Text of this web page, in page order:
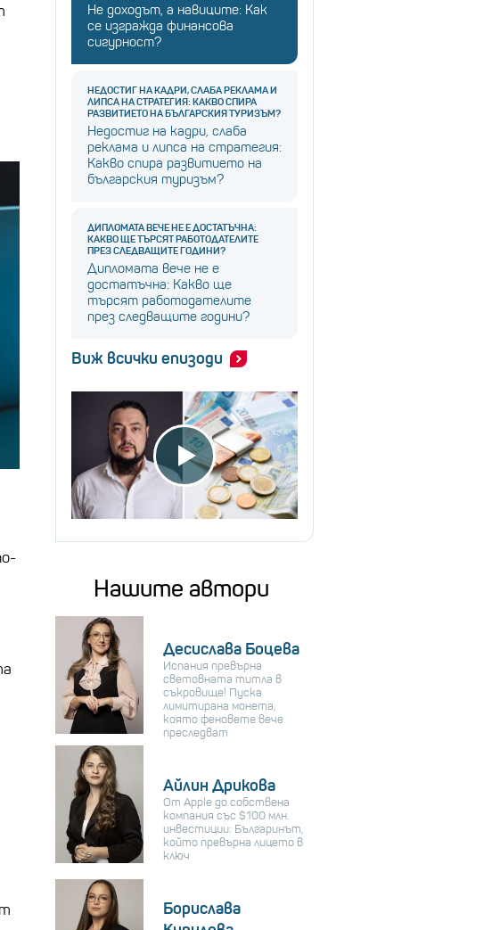
Не доходът, а навиците: Как
се изгражда финансова
сигурност?
НЕДОСТИГ НА КАДРИ, СЛАБА РЕКЛАМА И
ЛИПСА НА СТРАТЕГИЯ: КАКВО СПИРА
РАЗВИТИЕТО НА БЪЛГАРСКИЯ ТУРИЗЪМ?
Недостиг на кадри, слаба
реклама и липса на стратегия:
Какво спира развитието на
българския туризъм?
ДИПЛОМАТА ВЕЧЕ НЕ Е ДОСТАТЪЧНА:
КАКВО ЩЕ ТЪРСЯТ РАБОТОДАТЕЛИТЕ
ПРЕЗ СЛЕДВАЩИТЕ ГОДИНИ?
Дипломата вече не е
достатъчна: Какво ще
търсят работодателите
през следващите години?
Виж всички епизоди
Нашите автори
Десислава Боцева
Испания превърна
световната титла в
съкровище! Пуска
лимитирана монета,
която феновете вече
преследват
Айлин Дрикова
От Apple до собствена
компания със $100 млн.
инвестиции: Българинът,
който превърна лицето в
ключ
Борислава